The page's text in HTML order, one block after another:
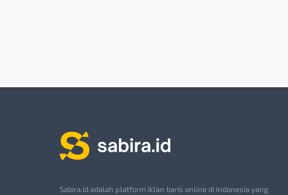
Sabira.id adalah platform iklan baris online di Indonesia yang